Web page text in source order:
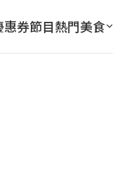
惠券節目熱門美食